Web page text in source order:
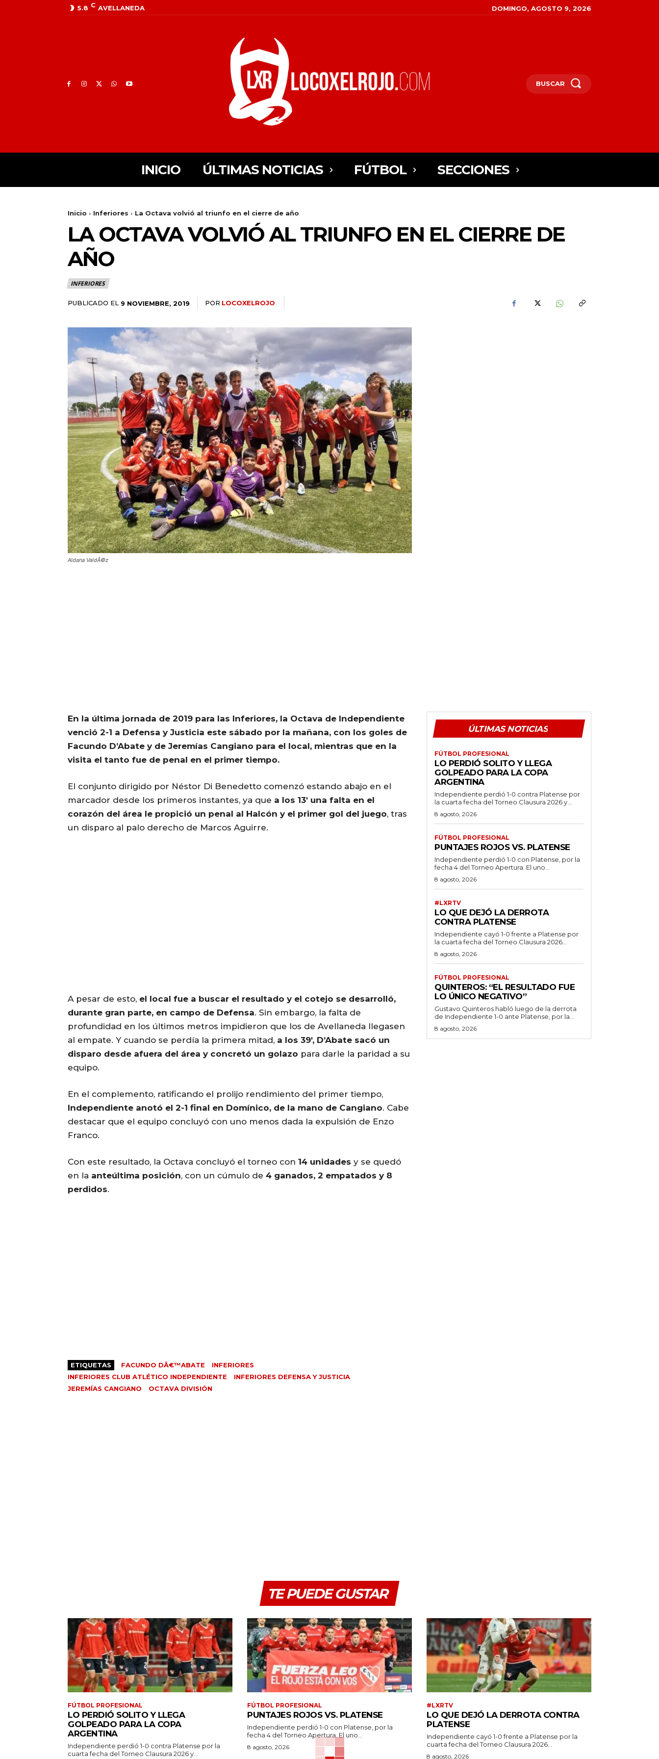
5.8 C AVELLANEDA DOMINGO, AGOSTO 9, 2026
BUSCAR
INICIO ÚLTIMAS NOTICIAS FÚTBOL SECCIONES
Inicio Inferiores La Octava volvió al triunfo en el cierre de año
LA OCTAVA VOLVIÓ AL TRIUNFO EN EL CIERRE DE
AÑO
INFERIORES
PUBLICADO EL 9 NOVIEMBRE, 2019 POR LOCOXELROJO
Aldana ValdÃ©z
En la última jornada de 2019 para las Inferiores, la Octava de Independiente
venció 2-1 a Defensa y Justicia este sábado por la mañana, con los goles de
Facundo D’Abate y de Jeremías Cangiano para el local, mientras que en la
visita el tanto fue de penal en el primer tiempo.
El conjunto dirigido por Néstor Di Benedetto comenzó estando abajo en el
marcador desde los primeros instantes, ya que a los 13′ una falta en el
corazón del área le propició un penal al Halcón y el primer gol del juego, tras
un disparo al palo derecho de Marcos Aguirre.
A pesar de esto, el local fue a buscar el resultado y el cotejo se desarrolló,
durante gran parte, en campo de Defensa. Sin embargo, la falta de
profundidad en los últimos metros impidieron que los de Avellaneda llegasen
al empate. Y cuando se perdía la primera mitad, a los 39′, D’Abate sacó un
disparo desde afuera del área y concretó un golazo para darle la paridad a su
equipo.
En el complemento, ratificando el prolijo rendimiento del primer tiempo,
Independiente anotó el 2-1 final en Domínico, de la mano de Cangiano. Cabe
destacar que el equipo concluyó con uno menos dada la expulsión de Enzo
Franco.
Con este resultado, la Octava concluyó el torneo con 14 unidades y se quedó
en la anteúltima posición, con un cúmulo de 4 ganados, 2 empatados y 8
perdidos.
ETIQUETAS FACUNDO DÂ€™ABATE
INFERIORES
INFERIORES CLUB ATLÉTICO INDEPENDIENTE
INFERIORES DEFENSA Y JUSTICIA
JEREMÍAS CANGIANO
OCTAVA DIVISIÓN
ÚLTIMAS NOTICIAS
FÚTBOL PROFESIONAL
LO PERDIÓ SOLITO Y LLEGA
GOLPEADO PARA LA COPA
ARGENTINA
Independiente perdió 1-0 contra Platense por
la cuarta fecha del Torneo Clausura 2026 y...
8 agosto, 2026
FÚTBOL PROFESIONAL
PUNTAJES ROJOS VS. PLATENSE
Independiente perdió 1-0 con Platense, por la
fecha 4 del Torneo Apertura. El uno...
8 agosto, 2026
#LXRTV
LO QUE DEJÓ LA DERROTA
CONTRA PLATENSE
Independiente cayó 1-0 frente a Platense por
la cuarta fecha del Torneo Clausura 2026...
8 agosto, 2026
FÚTBOL PROFESIONAL
QUINTEROS: “EL RESULTADO FUE
LO ÚNICO NEGATIVO”
Gustavo Quinteros habló luego de la derrota
de Independiente 1-0 ante Platense, por la...
8 agosto, 2026
TE PUEDE GUSTAR
FÚTBOL PROFESIONAL
LO PERDIÓ SOLITO Y LLEGA
GOLPEADO PARA LA COPA
ARGENTINA
Independiente perdió 1-0 contra Platense por la
cuarta fecha del Torneo Clausura 2026 y...
FÚTBOL PROFESIONAL
PUNTAJES ROJOS VS. PLATENSE
Independiente perdió 1-0 con Platense, por la
fecha 4 del Torneo Apertura. El uno...
8 agosto, 2026
#LXRTV
LO QUE DEJÓ LA DERROTA CONTRA
PLATENSE
Independiente cayó 1-0 frente a Platense por la
cuarta fecha del Torneo Clausura 2026...
8 agosto, 2026